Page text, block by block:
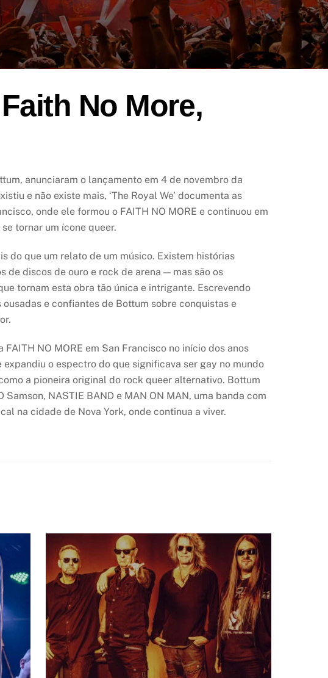
No More,
anunciaram o lançamento em 4 de novembro da
e não existe mais, ‘The Royal We’ documenta as
onde ele formou o FAITH NO MORE e continuou em
tornar um ícone queer.
do que um relato de um músico. Existem histórias
de discos de ouro e rock de arena — mas são os
tornam esta obra tão única e intrigante. Escrevendo
e confiantes de Bottum sobre conquistas e
NO MORE em San Francisco no início dos anos
o espectro do que significava ser gay no mundo
a pioneira original do rock queer alternativo. Bottum
NASTIE BAND e MAN ON MAN, uma banda com
na cidade de Nova York, onde continua a viver.